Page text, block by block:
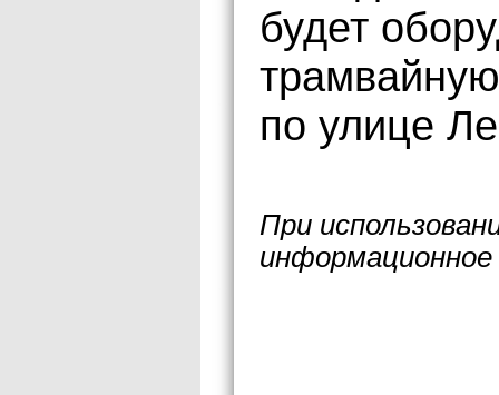
будет
по улице
При